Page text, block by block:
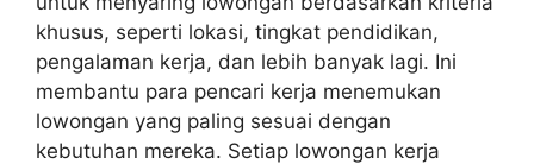
khusus, seperti lokasi, tingkat pendidikan,
pengalaman kerja, dan lebih banyak lagi. Ini
membantu para pencari kerja menemukan
lowongan yang paling sesuai dengan
kebutuhan mereka. Setiap lowongan kerja